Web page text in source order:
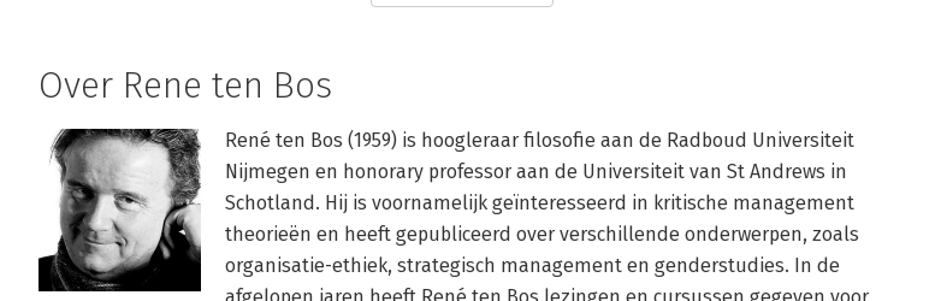
Artikel lezen
Over Rene ten Bos
René ten Bos (1959) is hoogleraar filosofie aan de Radboud Universiteit
Nijmegen en honorary professor aan de Universiteit van St Andrews in
Schotland. Hij is voornamelijk geïnteresseerd in kritische management
theorieën en heeft gepubliceerd over verschillende onderwerpen, zoals
organisatie-ethiek, strategisch management en genderstudies. In de